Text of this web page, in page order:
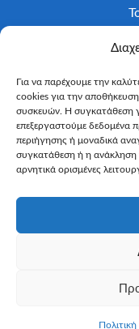
Για να παρέχουμε την
cookies για την
συσκευών. Η συγκατάθεση
επεξεργαστούμε δεδομένα
περιήγησης ή μοναδικά
συγκατάθεση ή η ανάκληση
αρνητικά ορισμένες
Email*